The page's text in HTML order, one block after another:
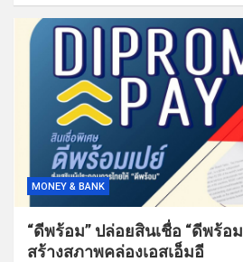
MONEY & BANK
“ดีพร้อม” ปล่อยสินเชื่อ “ดีพร้อ
สร้างสภาพคล่องเอสเอ็มอี